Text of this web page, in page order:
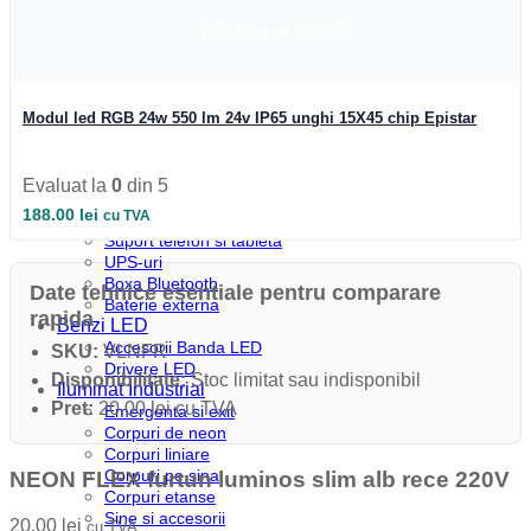
Profile rotunde
Automatizari si Smart
Smart Wheel
Incarcatoare
Suport telefon si tableta
UPS-uri
Boxa Bluetooth
Baterie externa
Benzi LED
Accesorii Banda LED
Drivere LED
Iluminat Industrial
Emergenta si exit
Corpuri de neon
Corpuri liniare
Corpuri pe sina
Corpuri etanse
Sine si accesorii
Modul led RGB 24w 550 lm 24v IP65 unghi 15X45 chip Epistar
Evaluat la 0 din 5
188.00 lei cu TVA
Date tehnice esentiale pentru comparare
rapida
SKU: VLNFR
Disponibilitate:Stoc limitat sau indisponibil
Pret: 20.00 lei cu TVA
NEON FLEX furtun luminos slim alb rece 220V
20.00 lei cu TVA